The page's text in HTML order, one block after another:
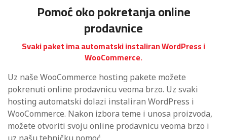
Pomoć oko pokretanja online
prodavnice
Svaki paket ima automatski instaliran WordPress i
WooCommerce.
Uz naše WooCommerce hosting pakete možete
pokrenuti online prodavnicu veoma brzo. Uz svaki
hosting automatski dolazi instaliran WordPress i
WooCommerce. Nakon izbora teme i unosa proizvoda,
možete otvoriti svoju online prodavnicu veoma brzo i